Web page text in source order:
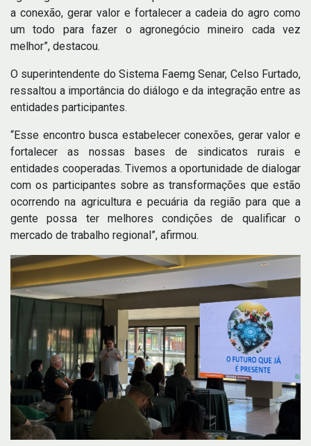
a conexão, gerar valor e fortalecer a cadeia do agro como
um todo para fazer o agronegócio mineiro cada vez
melhor”, destacou.
O superintendente do Sistema Faemg Senar, Celso Furtado,
ressaltou a importância do diálogo e da integração entre as
entidades participantes.
“Esse encontro busca estabelecer conexões, gerar valor e
fortalecer as nossas bases de sindicatos rurais e
entidades cooperadas. Tivemos a oportunidade de dialogar
com os participantes sobre as transformações que estão
ocorrendo na agricultura e pecuária da região para que a
gente possa ter melhores condições de qualificar o
mercado de trabalho regional”, afirmou.